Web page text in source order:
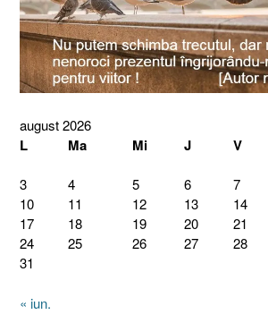
august 2026
L Ma Mi J V
3
4 5 6 7
10
11 12 13 14
17
18 19 20 21
24
25 26 27 28
31
« iun.